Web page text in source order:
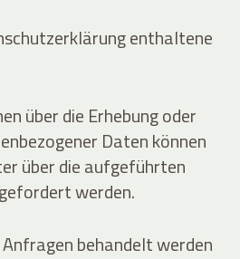
enthaltene
über die Erhebung oder
Daten können
über die aufgeführten
werden.
behandelt werden